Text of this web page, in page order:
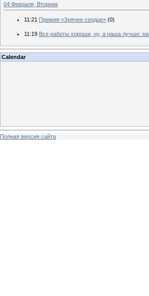
04 Февраля, Вторник
11:21 Премия «Зрячее сердце» (0)
11:19 Все работы хороши, ну, а наша лучше:
Calendar
Полная версия сайта